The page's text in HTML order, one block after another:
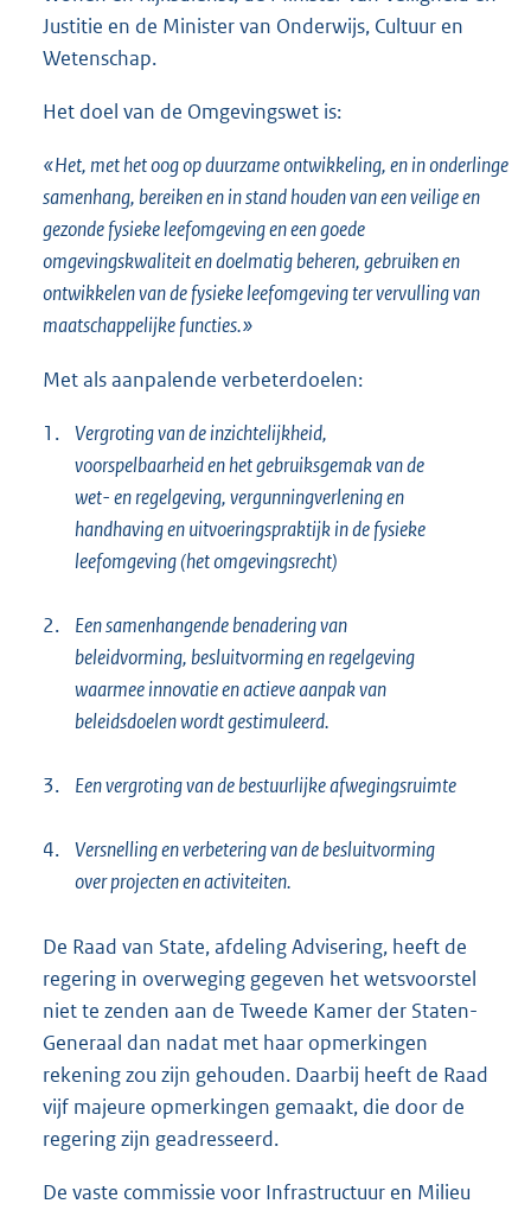
Justitie en de Minister van Onderwijs, Cultuur en
Wetenschap.
Het doel van de Omgevingswet is:
«Het, met het oog op duurzame ontwikkeling, en in onderlinge
samenhang, bereiken en in stand houden van een veilige en
gezonde fysieke leefomgeving en een goede
omgevingskwaliteit en doelmatig beheren, gebruiken en
ontwikkelen van de fysieke leefomgeving ter vervulling van
maatschappelijke functies.»
Met als aanpalende verbeterdoelen:
1. Vergroting van de inzichtelijkheid,
voorspelbaarheid en het gebruiksgemak van de
wet- en regelgeving, vergunningverlening en
handhaving en uitvoeringspraktijk in de fysieke
leefomgeving (het omgevingsrecht)
2.
Een samenhangende benadering van
beleidvorming, besluitvorming en regelgeving
waarmee innovatie en actieve aanpak van
beleidsdoelen wordt gestimuleerd.
3. Een vergroting van de bestuurlijke afwegingsruimte
4. Versnelling en verbetering van de besluitvorming
over projecten en activiteiten.
De Raad van State, afdeling Advisering, heeft de
regering in overweging gegeven het wetsvoorstel
niet te zenden aan de Tweede Kamer der Staten-
Generaal dan nadat met haar opmerkingen
rekening zou zijn gehouden. Daarbij heeft de Raad
vijf majeure opmerkingen gemaakt, die door de
regering zijn geadresseerd.
De vaste commissie voor Infrastructuur en Milieu